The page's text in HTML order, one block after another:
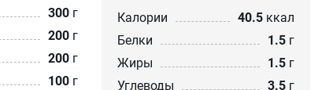
300 г
200 г
200 г
100 г
Калории 40.5 ккал
Белки
1.5 г
Жиры
1.5 г
Углеводы
3.5 г